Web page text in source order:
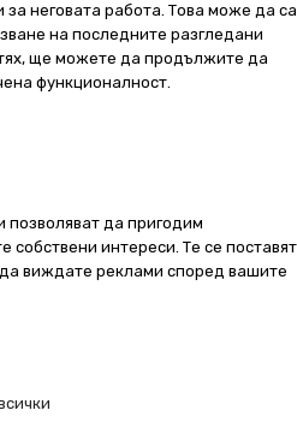
за неговата работа. Това може да са
на последните разгледани
ще можете да продължите да
функционалност.
позволяват да пригодим
собствени интереси. Те се поставят
виждате реклами според вашите